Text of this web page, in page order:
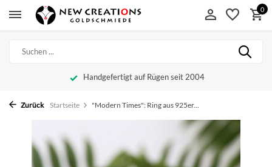
0
Handgefertigt auf Rügen seit 2004
Zurück Startseite "Modern Times": Ring aus 925er...